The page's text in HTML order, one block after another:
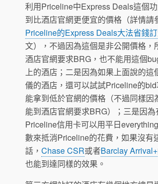
利用Priceline中Express Deals這個
到比酒店官網更便宜的價格（詳情請
Priceline的Express Deals大法省錢訂
文），不過因為這個是非公開價格，
酒店官網要求BRG，也不能用這個
上的酒店；二是因為如果上面說的這
儀的酒店，還可以試試Priceline的
能拿到低於官網的價格（不過同樣因
能到酒店官網要求BRG）；三是因
Priceline信用卡可以用平日
數來抵消Priceline的花費，如果沒有
話， Chase CSR或者Barclay Arrival+
也能到達同樣的效果。